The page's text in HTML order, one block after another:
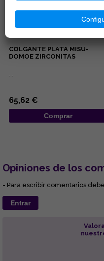
COLGANTE PLATA MISU-
DOMOE ZIRCONITAS
65,62 €
Comprar
Opiniones de los
- Para escribir comentarios
Entrar